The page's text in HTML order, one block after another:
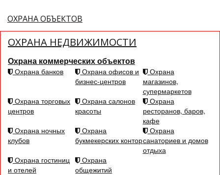
ОХРАНА ОБЪЕКТОВ
ОХРАНА НЕДВИЖИМОСТИ
Охрана коммерческих объектов
Охрана банков
Охрана офисов и
бизнес-центров
Охрана
магазинов,
супермаркетов
Охрана торговых
центров
Охрана салонов
красоты
Охрана
ресторанов, баров,
кафе
Охрана ночных
клубов
Охрана
букмекерских контор
Охрана
санаториев и домов
отдыха
Охрана гостиниц
и отелей
Охрана
общежитий